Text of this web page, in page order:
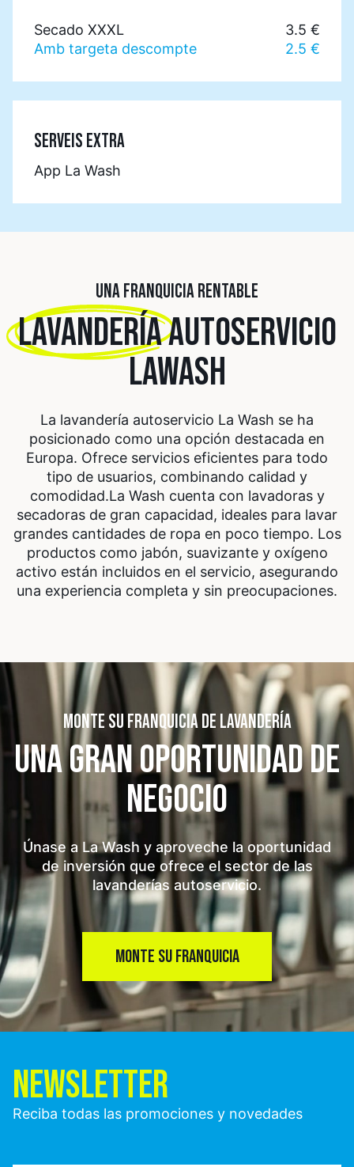
Secado XXXL
3.5 €
Amb targeta descompte
2.5 €
SERVEIS EXTRA
App La Wash
UNA FRANQUICIA RENTABLE
LAVANDERÍAAUTOSERVICIO
LAWASH
La lavandería autoservicio La Wash se ha
posicionado como una opción destacada en
Europa. Ofrece servicios eficientes para todo
tipo de usuarios, combinando calidad y
comodidad.La Wash cuenta con lavadoras y
secadoras de gran capacidad, ideales para lavar
grandes cantidades de ropa en poco tiempo. Los
productos como jabón, suavizante y oxígeno
activo están incluidos en el servicio, asegurando
una experiencia completa y sin preocupaciones.
MONTE SU FRANQUICIA DE LAVANDERÍA
UNA GRAN OPORTUNIDADDE
NEGOCIO
Únase a La Wash y aproveche la oportunidad
de inversión que ofrece el sector de las
lavanderías autoservicio.
MONTE SU FRANQUICIA
NEWSLETTER
Reciba todas las promociones y novedades